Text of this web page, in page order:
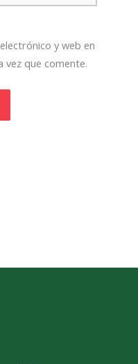
y web en
vez que comente.